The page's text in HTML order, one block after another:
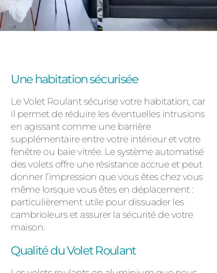
Une habitation sécurisée
Le Volet Roulant sécurise votre habitation, car
il permet de réduire les éventuelles intrusions
en agissant comme une barrière
supplémentaire entre votre intérieur et votre
fenêtre ou baie vitrée. Le système automatisé
des volets offre une résistance accrue et peut
donner l’impression que vous êtes chez vous
même lorsque vous êtes en déplacement :
particulièrement utile pour dissuader les
cambrioleurs et assurer la sécurité de votre
maison.
Qualité du Volet Roulant